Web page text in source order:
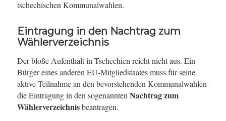
tschechischen Kommunalwahlen.
Eintragung in den Nachtrag zum
Wählerverzeichnis
Der bloße Aufenthalt in Tschechien reicht nicht aus. Ein
Bürger eines anderen EU-Mitgliedstaates muss für seine
aktive Teilnahme an den bevorstehenden Kommunalwahlen
die Eintragung in den sogenannten Nachtrag zum
Wählerverzeichnisbeantragen.